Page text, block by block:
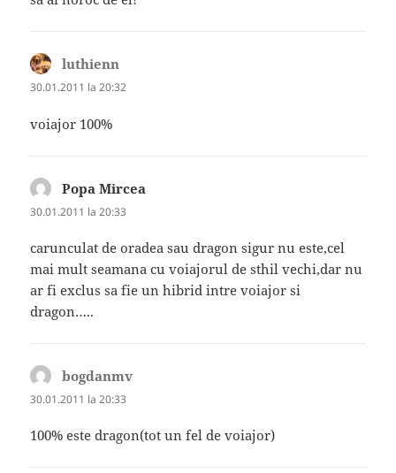
luthienn
30.01.2011 la 20:32
voiajor 100%
Popa Mircea
30.01.2011 la 20:33
carunculat de oradea sau dragon sigur nu este,cel
mai mult seamana cu voiajorul de sthil vechi,dar nu
ar fi exclus sa fie un hibrid intre voiajor si
dragon…..
bogdanmv
30.01.2011 la 20:33
100% este dragon(tot un fel de voiajor)